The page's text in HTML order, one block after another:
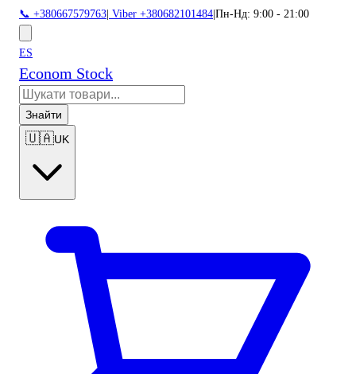
📞 +380667579763 Viber +380682101484 Пн-Нд: 9:00 - 21:00
ES
Econom Stock
Знайти
🇺🇦UK